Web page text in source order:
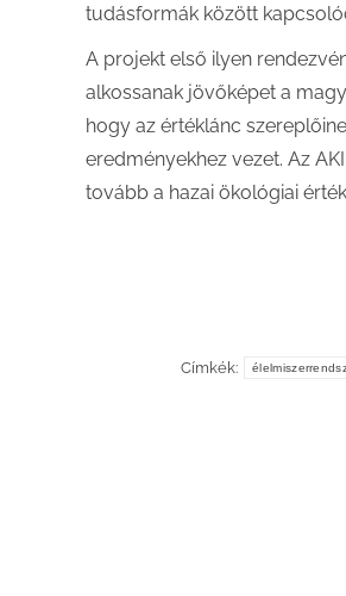
tudásformák között
A projekt első ilyen
alkossanak jövőképet a
hogy az értéklánc
eredményekhez vezet. Az
tovább a hazai ökológiai
Címkék: